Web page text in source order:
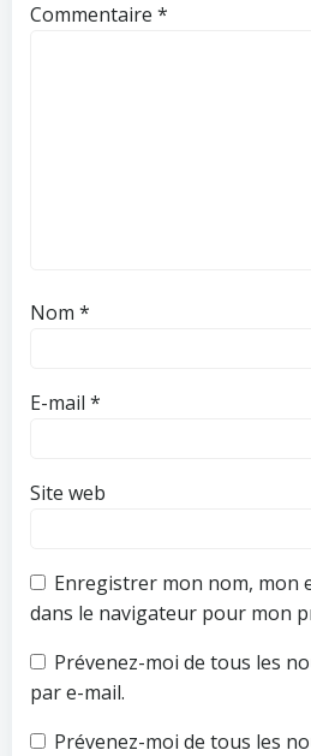
Commentaire *
Nom *
E-mail *
Site web
Enregistrer mon nom, mon
dans le navigateur pour mon
Prévenez-moi de tous les
par e-mail.
Prévenez-moi de tous les